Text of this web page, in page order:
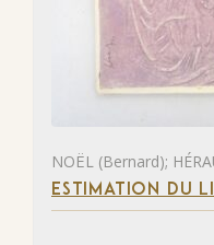
NOËL (Bernard);
ESTIMATION DU